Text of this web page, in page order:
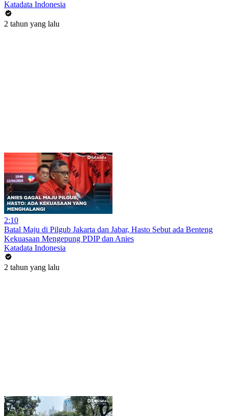
Katadata Indonesia
2 tahun yang lalu
2:10
Batal Maju di Pilgub Jakarta dan Jabar, Hasto Sebut ada Benteng
Kekuasaan Mengepung PDIP dan Anies
Katadata Indonesia
2 tahun yang lalu